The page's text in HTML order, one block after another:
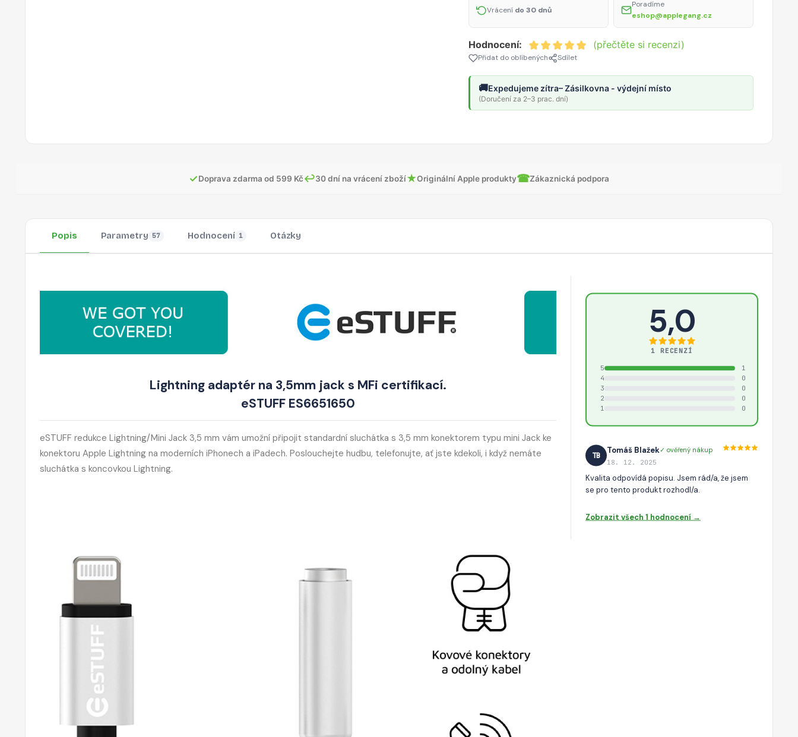
Vrácení do 30 dnů
Poradíme
eshop@applegang.cz
Hodnocení: (přečtěte si recenzi)
Přidat do oblíbených Sdílet
🚚Expedujeme zítra– Zásilkovna - výdejní místo
(Doručení za 2–3 prac. dní)
✓Doprava zdarma od 599 Kč↩30 dní na vrácení zboží★Originální Apple produkty☎Zákaznická podpora
Popis Parametry 57 Hodnocení 1 Otázky
Lightning adaptér na 3,5mm jack s MFi certifikací.
eSTUFF ES6651650
eSTUFF redukce Lightning/Mini Jack 3,5 mm vám umožní připojit standardní sluchátka s 3,5 mm konektorem typu mini Jack ke
konektoru Apple Lightning na moderních iPhonech a iPadech. Poslouchejte hudbu, telefonujte, ať jste kdekoli, i když nemáte
sluchátka s koncovkou Lightning.
5,0
1 RECENZÍ
5
1
4
0
3
0
2
0
1
0
TB
Tomáš Blažek✓ ověřený nákup
18. 12. 2025
Kvalita odpovídá popisu. Jsem rád/a, že jsem
se pro tento produkt rozhodl/a.
Zobrazit všech 1 hodnocení →